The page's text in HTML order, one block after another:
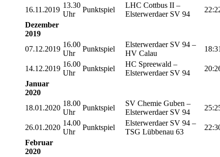
16.11.2019
13.30
Uhr
Punktspiel
LHC Cottbus II –
Elsterwerdaer SV 94
Dezember
2019
07.12.2019
16.00
Uhr
Punktspiel
Elsterwerdaer SV 94 –
HV Calau
14.12.2019
16.00
Uhr
Punktspiel
HC Spreewald –
Elsterwerdaer SV 94
Januar
2020
18.01.2020
18.00
Uhr
Punktspiel
SV Chemie Guben –
Elsterwerdaer SV 94
26.01.2020
14.00
Uhr
Punktspiel
Elsterwerdaer SV 94 –
TSG Lübbenau 63
Februar
2020